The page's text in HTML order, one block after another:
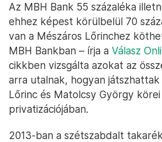
Az MBH Bank 55 százaléka
ehhez képest körülbelül 70
van a Mészáros Lőrinchez
MBH Bankban – írja a Válasz
cikkben vizsgálta azokat az
arra utalnak, hogyan játszhattak
Lőrinc és Matolcsy György
privatizációjában.
2013-ban a szétszabdalt